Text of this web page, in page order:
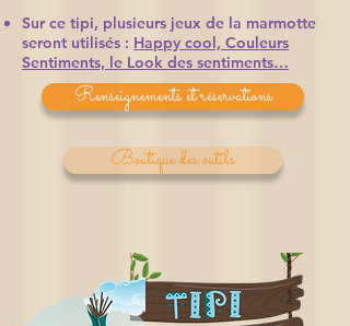
Sur ce tipi, plusieurs jeux de la marmotte
seront utilisés : Happy cool, Couleurs
Sentiments, le Look des sentiments…
Renseignements et réservations
Boutique des outils